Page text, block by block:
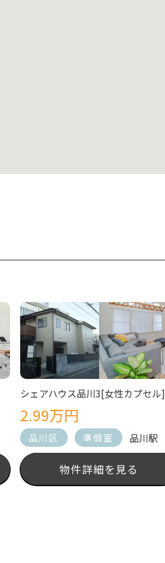
シェアハウス品川3[女性カプセル]
2.99万円
品川区 準個室 品川駅
物件詳細を見る